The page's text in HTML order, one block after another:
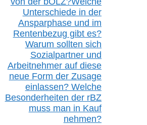
Unterschiede in der
Ansparphase und im
Rentenbezug gibt es?
Warum sollten sich
Sozialpartner und
Arbeitnehmer auf diese
neue Form der Zusage
einlassen? Welche
Besonderheiten der rBZ
muss man in Kauf
nehmen?